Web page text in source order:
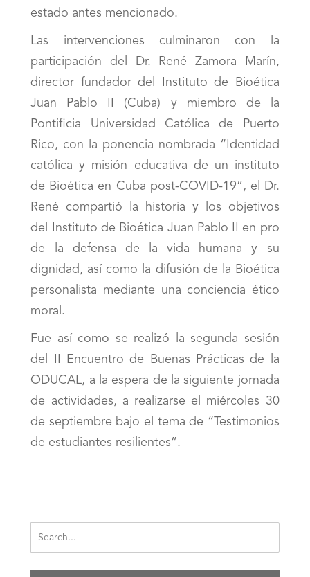
estado antes mencionado.
Las intervenciones culminaron con la
participación del Dr. René Zamora Marín,
director fundador del Instituto de Bioética
Juan Pablo II (Cuba) y miembro de la
Pontificia Universidad Católica de Puerto
Rico, con la ponencia nombrada “Identidad
católica y misión educativa de un instituto
de Bioética en Cuba post-COVID-19”, el Dr.
René compartió la historia y los objetivos
del Instituto de Bioética Juan Pablo II en pro
de la defensa de la vida humana y su
dignidad, así como la difusión de la Bioética
personalista mediante una conciencia ético
moral.
Fue así como se realizó la segunda sesión
del II Encuentro de Buenas Prácticas de la
ODUCAL, a la espera de la siguiente jornada
de actividades, a realizarse el miércoles 30
de septiembre bajo el tema de “Testimonios
de estudiantes resilientes”.